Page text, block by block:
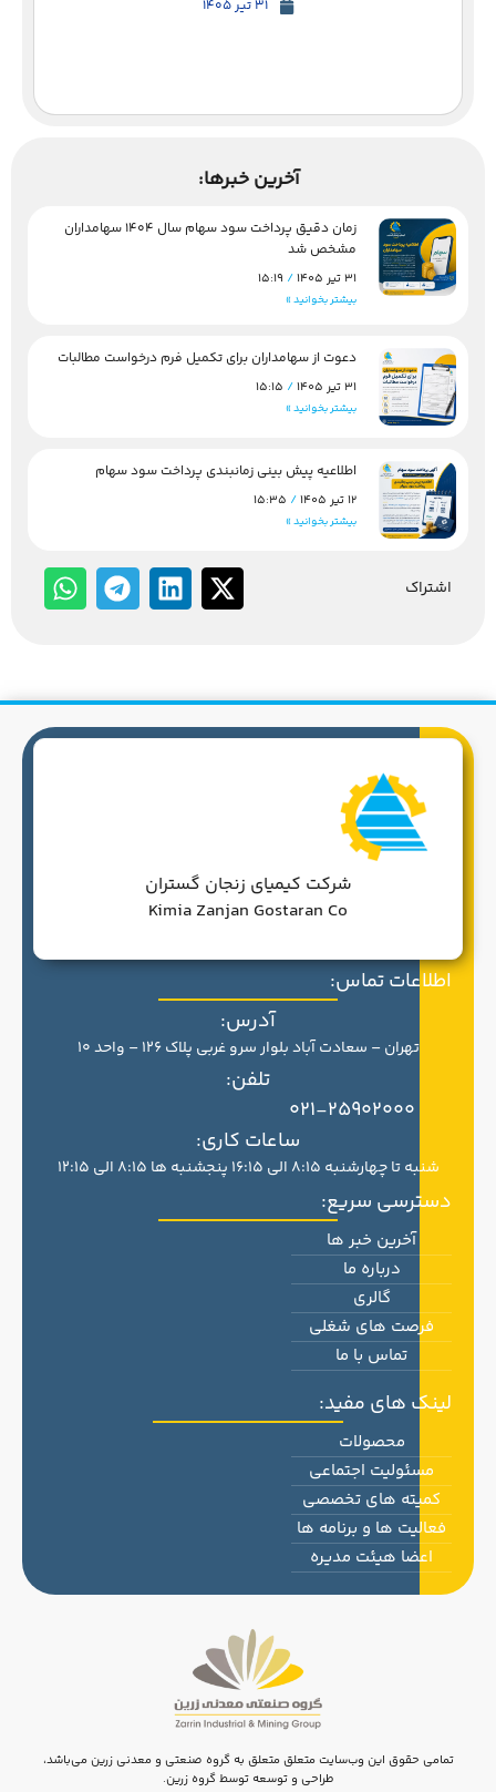
31 تیر 1405
اشتراک
آخرین خبرها:
زمان دقیق پرداخت سود سهام سال 1404 سهامداران
مشخص شد
31 تیر 1405
بیشتر بخوانید »
دعوت از سهامداران برای تکمیل فرم درخواست مطالبات
31 تیر 1405
بیشتر بخوانید »
اطلاعیه پیش بینی زمانبندی پرداخت سود سهام
12 تیر 1405
بیشتر بخوانید »
اطلاعات تماس:
آدرس:
تهران – سعادت آباد بلوار سرو غربی پلاک 126 – واحد 10
تلفن:
021-25902000
ساعات کاری:
شنبه تا چهارشنبه 8:15 الی 16:15 پنجشنبه ها 8:15 الی 12:15
دسترسی سریع:
آخرین خبر ها
درباره ما
گالری
فرصت های شغلی
تماس با ما
لینک های مفید:
محصولات
مسئولیت اجتماعی
کمیته های تخصصی
فعالیت ها و برنامه ها
اعضا هیئت مدیره
شرکت کیمیای زنجان گستران
Kimia Zanjan Gostaran Co
تمامی حقوق این وب‌سایت متعلق متعلق به گروه صنعتی و معدنی زرین می‌باشد،
طراحی و توسعه توسط گروه زرین.